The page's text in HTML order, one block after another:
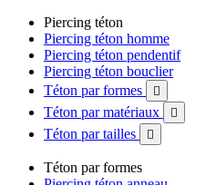
Piercing téton
Piercing téton homme
Piercing téton pendentif
Piercing téton bouclier
Téton par formes

Téton par matériaux 
Téton par tailles 
Téton par formes